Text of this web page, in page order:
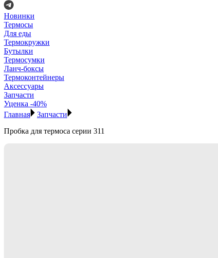
Новинки
Термосы
Для еды
Термокружки
Бутылки
Термосумки
Ланч-боксы
Термоконтейнеры
Аксессуары
Запчасти
Уценка -40%
Главная
Запчасти
Пробка для термоса серии 311